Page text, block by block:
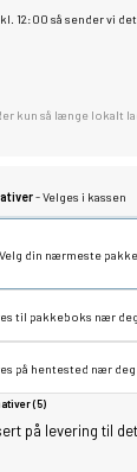
12:00 så sender vi
kun så længe lokalt
- Velges i kassen
din nærmeste
til pakkeboks nær deg
på hentested nær deg
(5)
på levering til